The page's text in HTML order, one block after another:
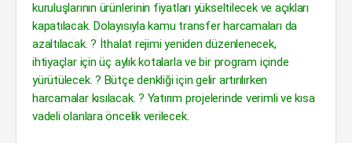
kuruluşlarının ürünlerinin fiyatları yükseltilecek ve açıkları
kapatılacak. Dolayısıyla kamu transfer harcamaları da
azaltılacak. ? İthalat rejimi yeniden düzenlenecek,
ihtiyaçlar için üç aylık kotalarla ve bir program içinde
yürütülecek. ? Bütçe denkliği için gelir artırılırken
harcamalar kısılacak. ? Yatırım projelerinde verimli ve kısa
vadeli olanlara öncelik verilecek.